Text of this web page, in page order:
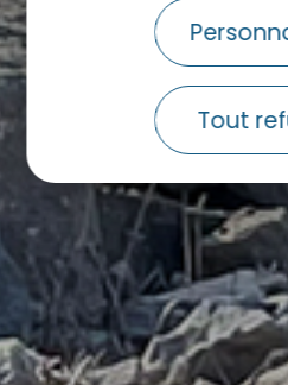
Tout